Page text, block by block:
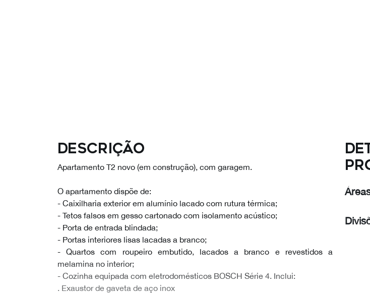
Descrição
Apartamento T2 novo (em construção), com garagem.
O apartamento dispõe de:
- Caixilharia exterior em alumínio lacado com rutura térmica;
- Tetos falsos em gesso cartonado com isolamento acústico;
- Porta de entrada blindada;
- Portas interiores lisas lacadas a branco;
- Quartos com roupeiro embutido, lacados a branco e revestidos a
melamina no interior;
- Cozinha equipada com eletrodomésticos BOSCH Série 4. Inclui:
. Exaustor de gaveta de aço inox